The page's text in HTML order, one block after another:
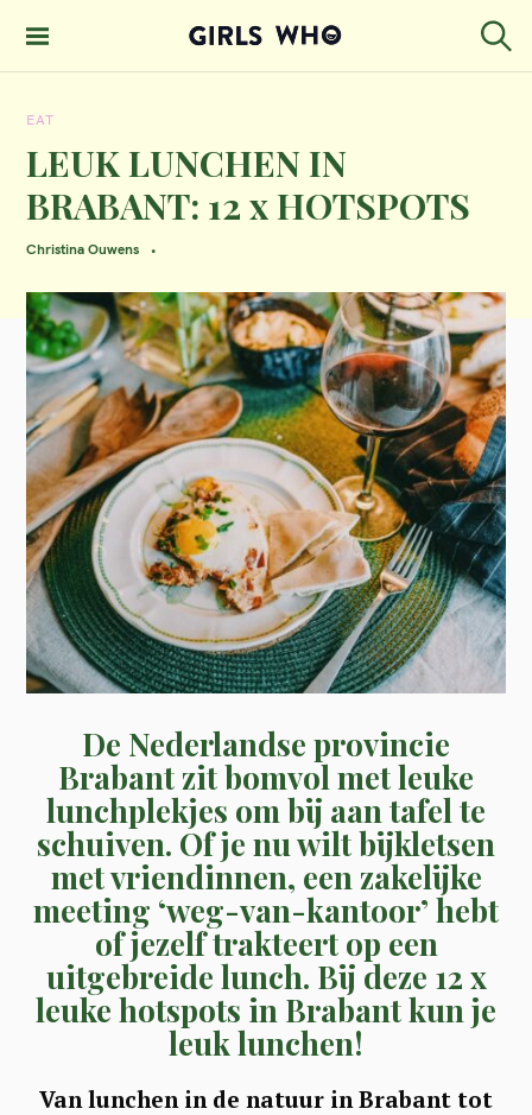
GIRLS WHO
EAT
LEUK LUNCHEN IN
BRABANT: 12 x HOTSPOTS
Christina Ouwens
De Nederlandse provincie
Brabant zit bomvol met leuke
lunchplekjes om bij aan tafel te
schuiven. Of je nu wilt bijkletsen
met vriendinnen, een zakelijke
meeting ‘weg-van-kantoor’ hebt
of jezelf trakteert op een
uitgebreide lunch. Bij deze 12 x
leuke hotspots in Brabant kun je
leuk lunchen!
Van lunchen in de natuur in Brabant tot